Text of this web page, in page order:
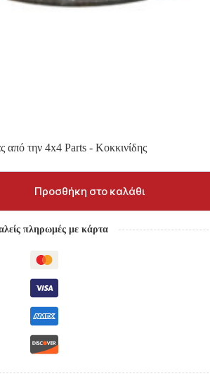
από την 4x4 Parts - Κοκκινίδης
Προσθήκη στο καλάθι
πληρωμές με κάρτα